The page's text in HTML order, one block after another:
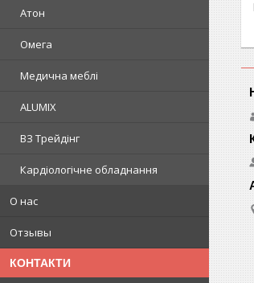
Атон
Омега
Медична меблі
ALUMIX
ВЗ Трейдінг
Кардіологічне обладнання
О нас
Отзывы
КОНТАКТИ